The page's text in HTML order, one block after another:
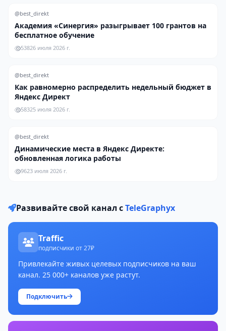
@best_direkt
Академия «Синергия» разыгрывает 100 грантов на
бесплатное обучение
53826 июля 2026 г.
@best_direkt
Как равномерно распределить недельный бюджет в
Яндекс Директ
58325 июля 2026 г.
@best_direkt
Динамические места в Яндекс Директе:
обновленная логика работы
9623 июля 2026 г.
Развивайте свой канал сTeleGraphyx
Traffic
подписчики от 27₽
Привлекайте живых целевых подписчиков на ваш
канал. 25 000+ каналов уже растут.
Подключить